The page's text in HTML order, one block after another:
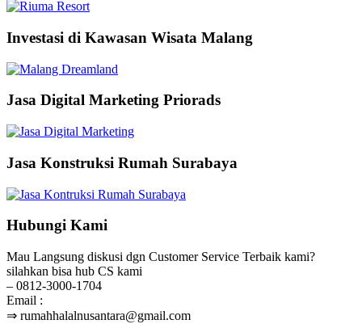
Investasi di Kawasan Wisata Malang
Jasa Digital Marketing Priorads
Jasa Konstruksi Rumah Surabaya
Hubungi Kami
Mau Langsung diskusi dgn Customer Service Terbaik kami?
silahkan bisa hub CS kami
– 0812-3000-1704
Email :
⇒ rumahhalalnusantara@gmail.com